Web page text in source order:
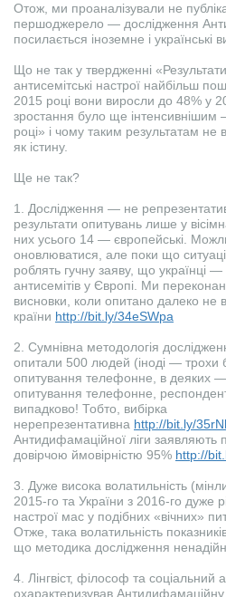
Отож, ми проаналізували не
першоджерело — дослідження
посилається іноземне і українські
Що не так у твердженні
антисемітські настрої найбільш
2015 році вони виросли до 48% у
зростання було ще
році» і чому таким результатам не
як істину.
Ще не так?
1. Дослідження — не
результати опитувань лише у
них усього 14 — європейські.
оновлюватися, але поки що
роблять гучну заяву, що українці —
антисемітів у Європі. Ми
висновки, коли опитано далеко не
країни http://bit.ly/34eSWpa
2. Сумнівна методологія
опитали 500 людей (іноді — трохи
опитування телефонне, в деяких
опитування телефонне,
випадково! Тобто, вибірка
нерепрезентативна http://bit.ly/
Антидифамаційної ліги заявляють
довірчою ймовірністю 95% http://
3. Дуже висока волатильність
2015-го та України з 2016-го дуже
настрої мас у подібних «вічних»
Отже, така волатильність
що методика дослідження
4. Лінгвіст, філософ та соціальний
охарактеризував Антидифамаційну